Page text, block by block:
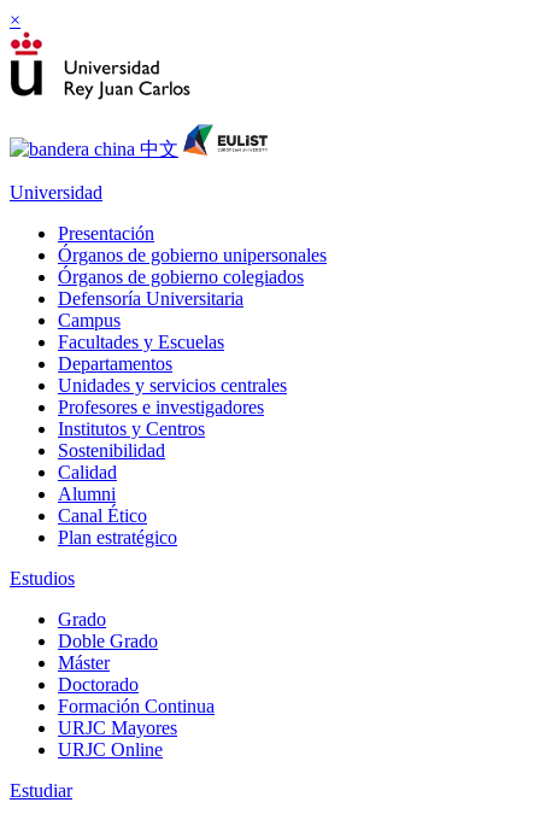
×
Universidad
Presentación
Órganos de gobierno unipersonales
Órganos de gobierno colegiados
Defensoría Universitaria
Campus
Facultades y Escuelas
Departamentos
Unidades y servicios centrales
Profesores e investigadores
Institutos y Centros
Sostenibilidad
Calidad
Alumni
Canal Ético
Plan estratégico
Estudios
Grado
Doble Grado
Máster
Doctorado
Formación Continua
URJC Mayores
URJC Online
Estudiar